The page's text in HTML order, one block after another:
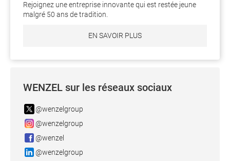
Rejoignez une entreprise innovante qui est restée jeune
malgré 50 ans de tradition.
EN SAVOIR PLUS
WENZEL sur les réseaux sociaux
@wenzelgroup
@wenzelgroup
@wenzel
@wenzelgroup